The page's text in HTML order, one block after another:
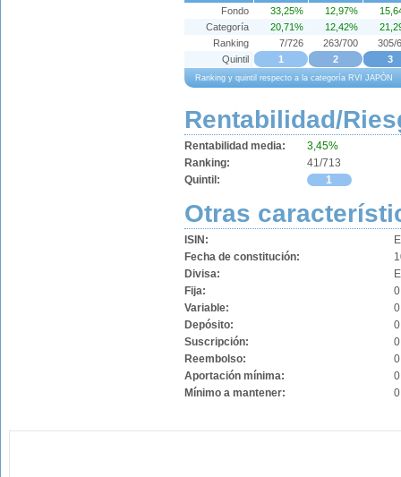
Ranking y quintil respecto a la categoría RVI JAPÓN
Fondo 33,25% 12,97%
Categoría
20,71% 12,42%
Ranking
7/726 263/700
305/
Quintil
1 2 3
Rentabilidad/
Rentabilidad media:
3,45%
Ranking:
41/713
Quintil:
1
Otras
ISIN:
Fecha de constitución:
Divisa:
Fija:
Variable:
Depósito:
Suscripción:
Reembolso:
Aportación mínima:
Mínimo a mantener: